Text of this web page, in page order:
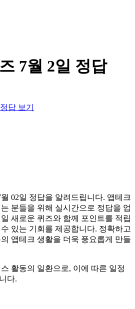
7월 2일 정답
답 보기
02일 정답을 알려드립니다. 앱테크
분들을 위해 실시간으로 정답을 업
새로운 퀴즈와 함께 포인트를 적립
있는 기회를 제공합니다. 정확하고
앱테크 생활을 더욱 풍요롭게 만들
활동의 일환으로, 이에 따른 일정
다.